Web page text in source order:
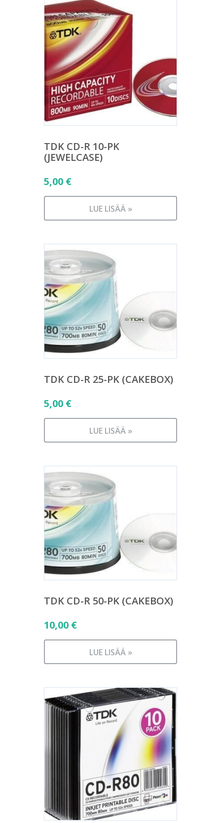
TDK CD-R 10-PK
(JEWELCASE)
5,00 €
LUE LISÄÄ »
TDK CD-R 25-PK (CAKEBOX)
5,00 €
LUE LISÄÄ »
TDK CD-R 50-PK (CAKEBOX)
10,00 €
LUE LISÄÄ »